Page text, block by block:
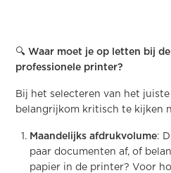
🔍 Waar moet je op letten bij
professionele printer?
Bij het selecteren van het
belangrijkom kritisch te kijken
Maandelijks afdrukvolume:
paar documenten af, of
papier in de printer? Voor